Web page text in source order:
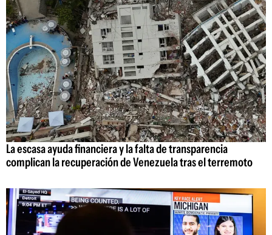
La escasa ayuda financiera y la falta de transparencia
complican la recuperación de Venezuela tras el terremoto